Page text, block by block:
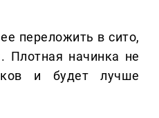
переложить в сито,
Плотная начинка не
и будет лучше